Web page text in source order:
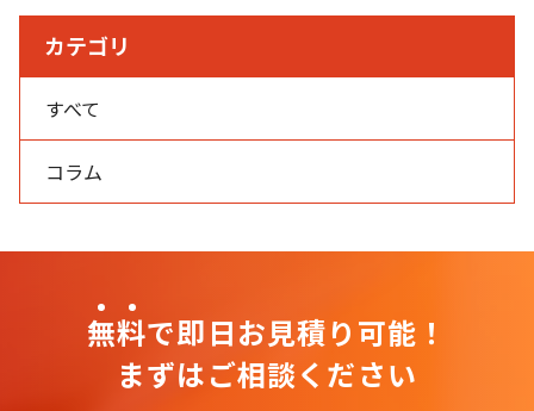
カテゴリ
すべて
コラム
無料で即日お見積り可能！
まずはご相談ください